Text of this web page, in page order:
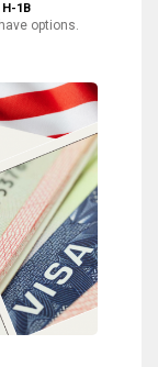
1B
options.